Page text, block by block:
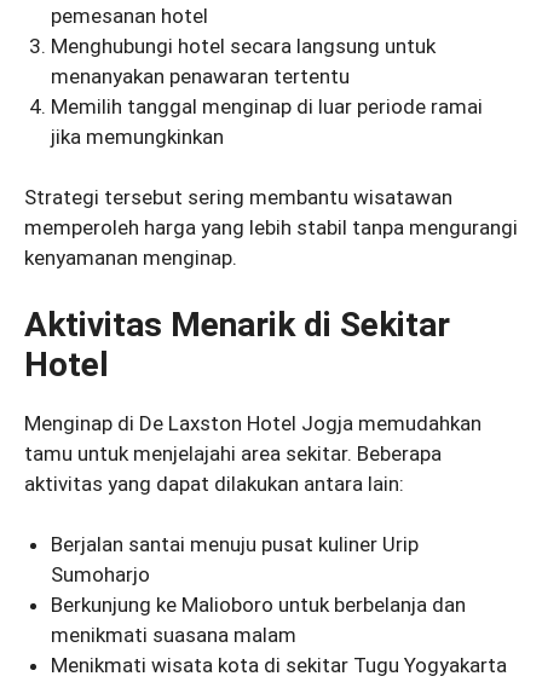
pemesanan hotel
Menghubungi hotel secara langsung untuk
menanyakan penawaran tertentu
Memilih tanggal menginap di luar periode ramai
jika memungkinkan
Strategi tersebut sering membantu wisatawan
memperoleh harga yang lebih stabil tanpa mengurangi
kenyamanan menginap.
Aktivitas Menarik di Sekitar
Hotel
Menginap di De Laxston Hotel Jogja memudahkan
tamu untuk menjelajahi area sekitar. Beberapa
aktivitas yang dapat dilakukan antara lain:
Berjalan santai menuju pusat kuliner Urip
Sumoharjo
Berkunjung ke Malioboro untuk berbelanja dan
menikmati suasana malam
Menikmati wisata kota di sekitar Tugu Yogyakarta